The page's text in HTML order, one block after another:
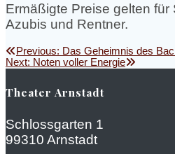
Ermäßigte Preise gelten für
Azubis und Rentner.
Previous: Previous
post:
Das Geheimnis des
Next: Next
Noten voller Energie
Theater Arnstadt
Schlossgarten 1
99310 Arnstadt